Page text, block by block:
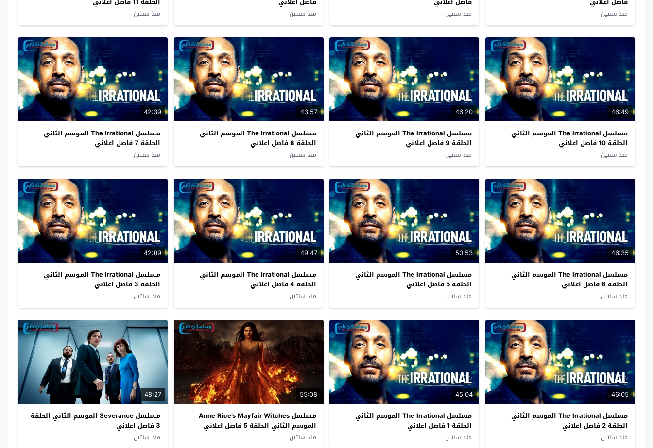
منذ سنتين منذ سنتين منذ سنتين منذ سنتين
46:49
مسلسل The Irrational الموسم الثاني
الحلقة 10 فاصل اعلاني
منذ سنتين
46:20
مسلسل The Irrational الموسم الثاني
الحلقة 9 فاصل اعلاني
منذ سنتين
43:57
مسلسل The Irrational الموسم الثاني
الحلقة 8 فاصل اعلاني
منذ سنتين
42:39
مسلسل The Irrational الموسم الثاني
الحلقة 7 فاصل اعلاني
منذ سنتين
46:35
مسلسل The Irrational الموسم الثاني
الحلقة 6 فاصل اعلاني
منذ سنتين
50:53
مسلسل The Irrational الموسم الثاني
الحلقة 5 فاصل اعلاني
منذ سنتين
49:47
مسلسل The Irrational الموسم الثاني
الحلقة 4 فاصل اعلاني
منذ سنتين
42:09
مسلسل The Irrational الموسم الثاني
الحلقة 3 فاصل اعلاني
منذ سنتين
46:05
مسلسل The Irrational الموسم الثاني
الحلقة 2 فاصل اعلاني
منذ سنتين
45:04
مسلسل The Irrational الموسم الثاني
الحلقة 1 فاصل اعلاني
منذ سنتين
55:08
مسلسل Anne Rice’s Mayfair Witches
الموسم الثاني الحلقة 5 فاصل اعلاني
منذ سنتين
48:27
مسلسل Severance الموسم الثاني الحلقة
3 فاصل اعلاني
منذ سنتين